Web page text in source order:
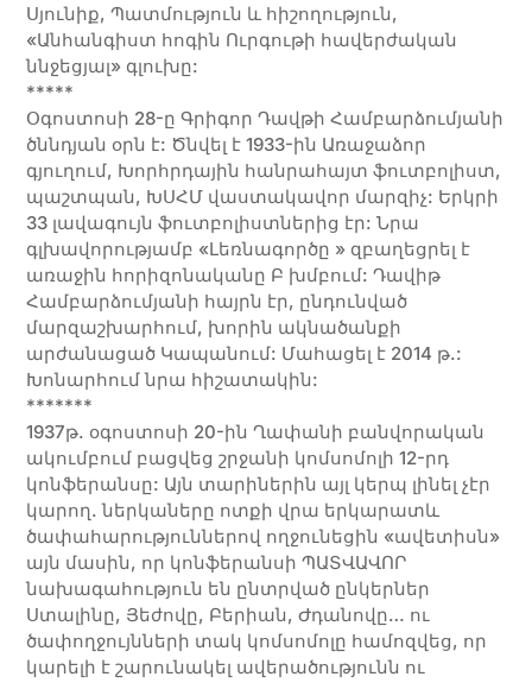
Սյունիք, Պատմություն և հիշողություն,
«Անհանգիստ հոգին Ուրգութի հավերժական
ննջեցյալ» գլուխը:
*****
Օգոստոսի 28-ը Գրիգոր Դավթի Համբարձումյանի
ծննդյան օրն է: Ծնվել է 1933-ին Առաջաձոր
գյուղում, Խորհրդային հանրահայտ ֆուտբոլիստ,
պաշտպան, ԽՍՀՄ վաստակավոր մարզիչ: Երկրի
33 լավագույն ֆուտբոլիստներից էր: Նրա
գլխավորությամբ «Լեռնագործը » զբաղեցրել է
առաջին հորիզոնականը Բ խմբում: Դավիթ
Համբարձումյանի հայրն էր, ընդունված
մարզաշխարհում, խորին ակնածանքի
արժանացած Կապանում: Մահացել է 2014 թ.:
Խոնարհում նրա հիշատակին:
*******
1937թ. օգոստոսի 20-ին Ղափանի բանվորական
ակումբում բացվեց շրջանի կոմսոմոլի 12-րդ
կոնֆերանսը: Այն տարիներին այլ կերպ լինել չէր
կարող. ներկաները ոտքի վրա երկարատև
ծափահարություններով ողջունեցին «ավետիսն»
այն մասին, որ կոնֆերանսի ՊԱՏՎԱՎՈՐ
նախագահություն են ընտրված ընկերներ
Ստալինը, Յեժովը, Բերիան, Ժդանովը… ու
ծափողջույնների տակ կոմսոմոլը համոզվեց, որ
կարելի է շարունակել ավերածությունն ու